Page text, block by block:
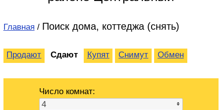
Главная / Поиск дома, коттеджа (снять)
Продают Сдают Купят Снимут Обмен
Число комнат:
4